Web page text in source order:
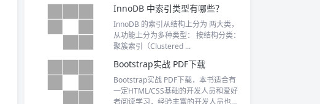
青睐，成为一本畅销不衰的Java经典图
书。
InnoDB 中索引类型有哪些？
InnoDB 的索引从结构上分为 两大类，
从功能上分为多种类型： 按结构分类：
聚簇索引（Clustered ...
Bootstrap实战 PDF下载
Bootstrap实战 PDF下载，本书适合有
一定HTML/CSS基础的开发人员和爱好
者阅读学习，经验丰富的开发人员也可